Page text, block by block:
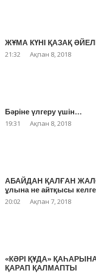
ЖҰМА КҮНІ ҚАЗАҚ
21:32 Ақпан 8, 2018
Бәріне үлгеру үшін…
19:31 Ақпан 8, 2018
АБАЙДАН ҚАЛҒАН
ұлына не айтқысы
20:02 Ақпан 7, 2018
«КӘРІ ҚҰДА»
ҚАРАП ҚАЛМАПТЫ